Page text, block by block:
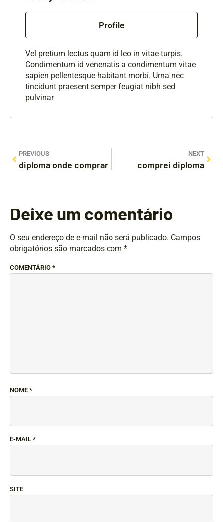
Profile
Vel pretium lectus quam id leo in vitae turpis.
Condimentum id venenatis a condimentum vitae
sapien pellentesque habitant morbi. Urna nec
tincidunt praesent semper feugiat nibh sed
pulvinar
PREVIOUS
diploma onde comprar
NEXT
comprei diploma
Deixe um comentário
O seu endereço de e-mail não será publicado. Campos
obrigatórios são marcados com *
COMENTÁRIO *
NOME *
E-MAIL *
SITE